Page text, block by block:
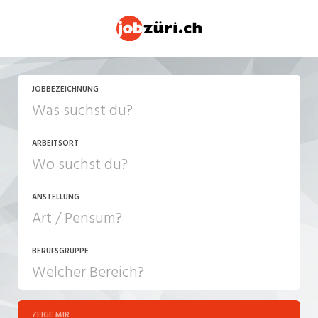
JOBBEZEICHNUNG
ARBEITSORT
ANSTELLUNG
JOB-TYP
Festanstellung
BERUFSGRUPPE
ZEIGE MIR